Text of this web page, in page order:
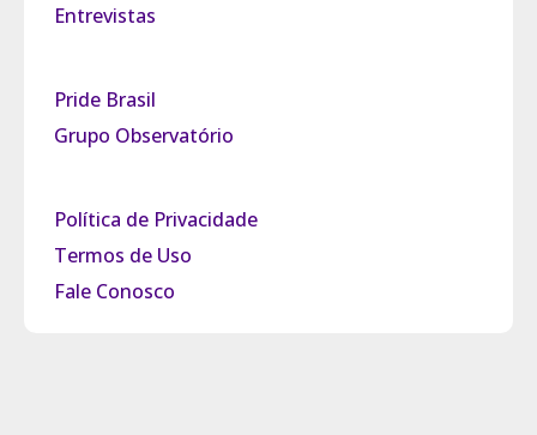
Entrevistas
Pride Brasil
Grupo Observatório
Política de Privacidade
Termos de Uso
Fale Conosco